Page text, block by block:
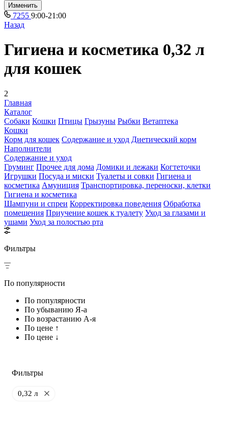
Изменить
7255 9:00-21:00
Назад
Гигиена и косметика 0,32 л
для кошек
2
Главная
Каталог
Собаки Кошки Птицы Грызуны Рыбки Ветаптека
Кошки
Корм для кошек Содержание и уход Диетический корм
Наполнители
Содержание и уход
Груминг Прочее для дома Домики и лежаки Когтеточки
Игрушки Посуда и миски Туалеты и совки Гигиена и
косметика Амуниция Транспортировка, переноски, клетки
Гигиена и косметика
Шампуни и спреи Корректировка поведения Обработка
помещения Приучение кошек к туалету Уход за глазами и
ушами Уход за полостью рта
Фильтры
По популярности
По популярности
По убыванию Я-а
По возрастанию А-я
По цене ↑
По цене ↓
Фильтры
0,32 л